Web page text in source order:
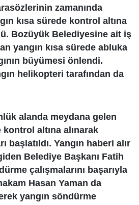
zamanında
kısa sürede kontrol altına
Bozüyük Belediyesine ait iş
yangın kısa sürede abluka
büyümesi önlendi.
helikopteri tarafından da
alanda meydana gelen
kontrol altına alınarak
başlatıldı. Yangın haberi alır
Belediye Başkanı Fatih
çalışmalarını başarıyla
Hasan Yaman da
yangın söndürme